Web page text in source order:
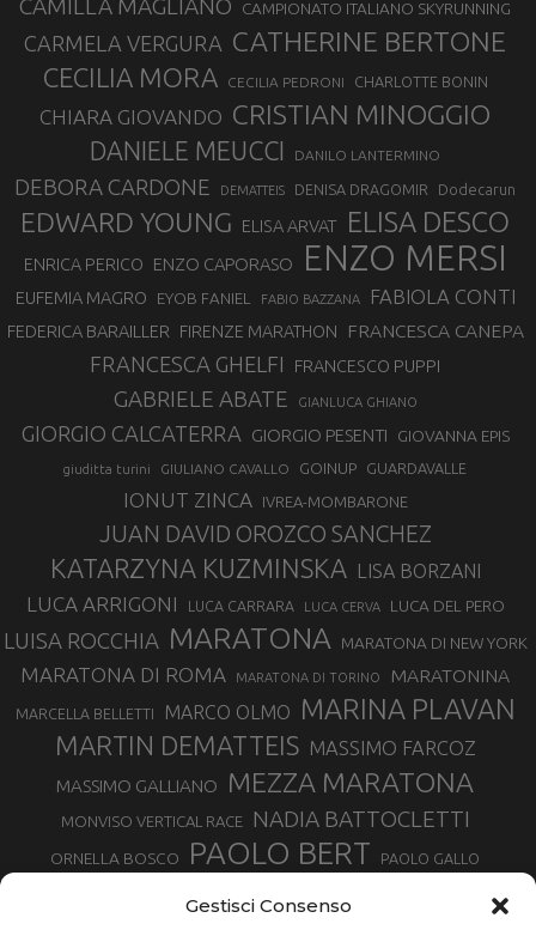
Gestisci Consenso
CAMILLA MAGLIANO CAMPIONATO ITALIANO SKYRUNNING
CARMELA VERGURA CATHERINE BERTONE
CECILIA MORA CECILIA PEDRONI CHARLOTTE BONIN
CHIARA GIOVANDO CRISTIAN MINOGGIO
DANIELE MEUCCI DANILO LANTERMINO
DEBORA CARDONE DEMATTEIS DENISA DRAGOMIR Dodecarun
EDWARD YOUNG ELISA ARVAT ELISA DESCO
ENRICA PERICO ENZO CAPORASO ENZO MERSI
EUFEMIA MAGRO EYOB FANIEL FABIO BAZZANA FABIOLA CONTI
FEDERICA BARAILLER FIRENZE MARATHON FRANCESCA CANEPA
FRANCESCA GHELFI FRANCESCO PUPPI
GABRIELE ABATE GIANLUCA GHIANO
GIORGIO CALCATERRA GIORGIO PESENTI GIOVANNA EPIS
giuditta turini GIULIANO CAVALLO GOINUP GUARDAVALLE
IONUT ZINCA IVREA-MOMBARONE
JUAN DAVID OROZCO SANCHEZ
KATARZYNA KUZMINSKA LISA BORZANI
LUCA ARRIGONI LUCA CARRARA LUCA CERVA LUCA DEL PERO
LUISA ROCCHIA MARATONA MARATONA DI NEW YORK
MARATONA DI ROMA MARATONA DI TORINO MARATONINA
MARCELLA BELLETTI MARCO OLMO MARINA PLAVAN
MARTIN DEMATTEIS MASSIMO FARCOZ
MASSIMO GALLIANO MEZZA MARATONA
MONVISO VERTICAL RACE NADIA BATTOCLETTI
ORNELLA BOSCO PAOLO BERT PAOLO GALLO